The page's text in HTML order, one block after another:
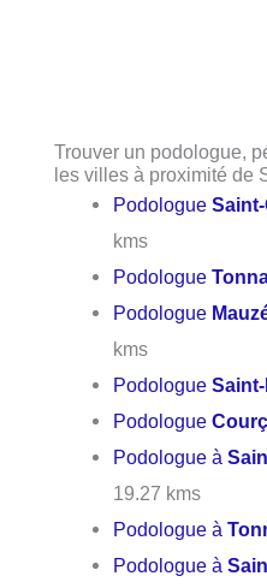
Trouver un podologue,
les villes à proximité de
Podologue
kms
Podologue
Podologue
kms
Podologue
Podologue
Podologue à
19.27 kms
Podologue à
Podologue à